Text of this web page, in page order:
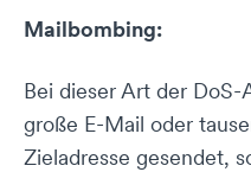
Mailbombing:
Bei dieser Art der
große E-Mail oder
Zieladresse gesendet,